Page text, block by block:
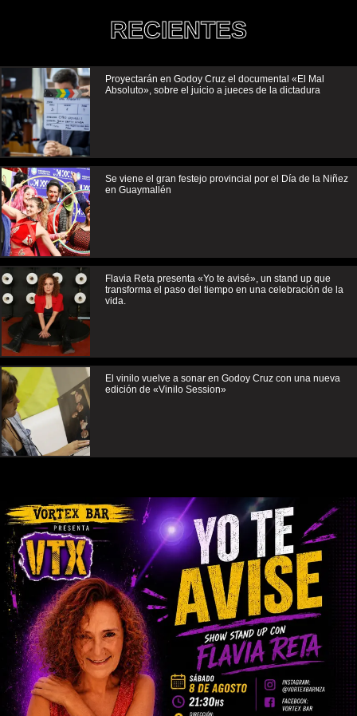
RECIENTES
Proyectarán en Godoy Cruz el documental «El Mal
Absoluto», sobre el juicio a jueces de la dictadura
Se viene el gran festejo provincial por el Día de la Niñez
en Guaymallén
Flavia Reta presenta «Yo te avisé», un stand up que
transforma el paso del tiempo en una celebración de la
vida.
El vinilo vuelve a sonar en Godoy Cruz con una nueva
edición de «Vinilo Session»